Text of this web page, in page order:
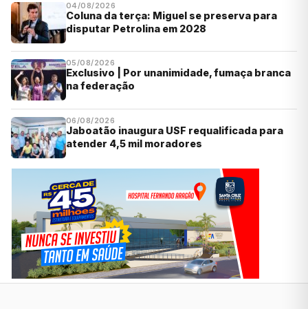
04/08/2026
Coluna da terça: Miguel se preserva para
disputar Petrolina em 2028
05/08/2026
Exclusivo | Por unanimidade, fumaça branca
na federação
06/08/2026
Jaboatão inaugura USF requalificada para
atender 4,5 mil moradores